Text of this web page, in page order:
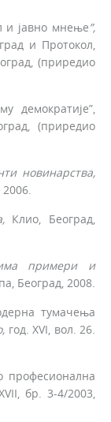
и јавно мнење”,
и Протокол,
(приредио
демократије”,
(приредио
новинарства,
,Клио, Београд,
примери и
Београд, 2008.
тумачења
, год. XVI, вол. 26.
професионална
бр. 3-4/2003,